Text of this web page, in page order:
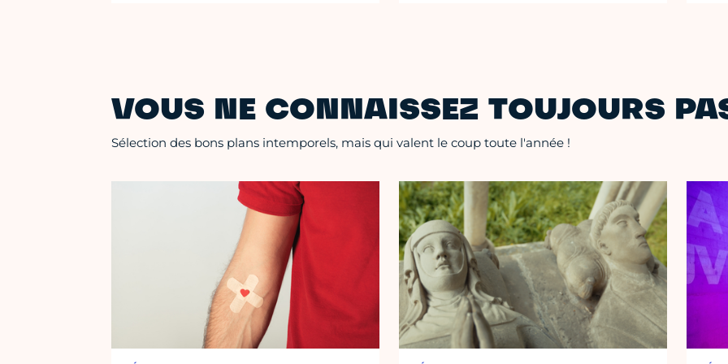
VOUS NE CONNAISSEZ TOUJOURS
Sélection des bons plans intemporels, mais qui valent le coup toute l'année !